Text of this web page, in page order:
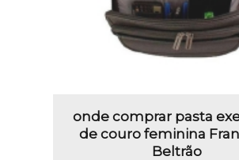
onde comprar pasta
de couro feminina
Beltrão